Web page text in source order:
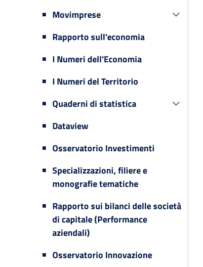
Movimprese
Rapporto sull'economia
I Numeri dell'Economia
I Numeri del Territorio
Quaderni di statistica
Dataview
Osservatorio Investimenti
Specializzazioni, filiere e
monografie tematiche
Rapporto sui bilanci delle società
di capitale (Performance
aziendali)
Osservatorio Innovazione